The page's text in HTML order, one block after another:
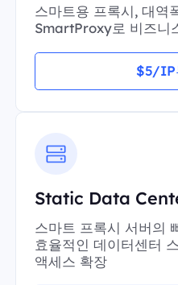
스마트용 프록시, 대역
SmartProxy로 비즈니
$5/IP
Static Data
스마트 프록시 서버의
효율적인 데이터센터
액세스 확장